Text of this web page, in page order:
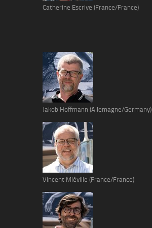
Catherine Escrive (France/France)
Jakob Hoffmann (Allemagne/Germany)
Vincent Miéville (France/France)